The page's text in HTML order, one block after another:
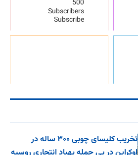
500
Subscribers
Subscribe
تخریب کلیسای چوبی ۳۰۰ ساله در